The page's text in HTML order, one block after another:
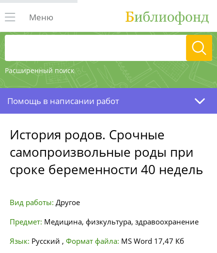
Расширенный поиск
Меню
Помощь в написании работ
История родов. Срочные
самопроизвольные роды при
сроке беременности 40 недель
Вид работы: Другое
Предмет: Медицина, физкультура, здравоохранение
Язык: Русский , Формат файла: MS Word 17,47 Кб